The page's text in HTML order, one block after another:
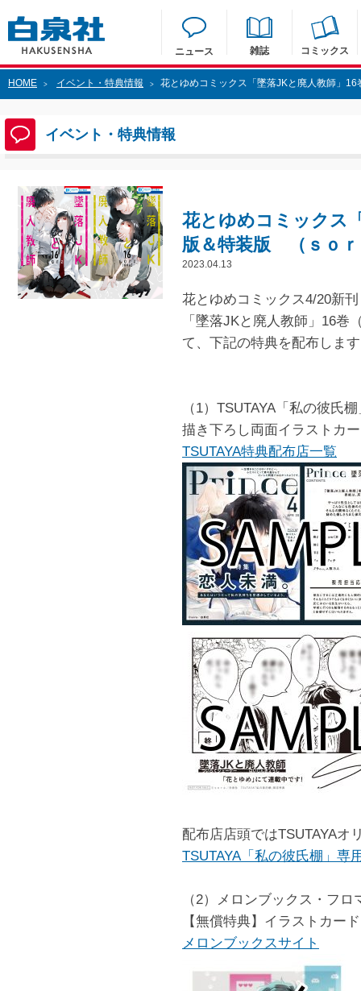
ニュース 雑誌 コミックス
HOME > イベント・特典情報 > 花とゆめコミックス「墜落JKと廃人教師
イベント・特典情報
花とゆめコミックス
版＆特装版 （ｓｏ
2023.04.13
花とゆめコミックス4/20新刊
「墜落JKと廃人教師」16
て、下記の特典を配布しま
（1）TSUTAYA「私の彼氏
描き下ろし両面イラストカ
TSUTAYA特典配布店一覧
配布店店頭ではTSUTAYAオ
TSUTAYA「私の彼氏棚」専
（2）メロンブックス・フ
【無償特典】イラストカード
メロンブックスサイト